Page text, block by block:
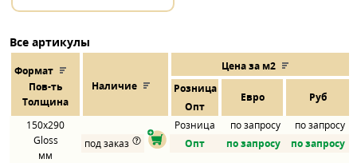
Все артикулы
Формат
Пов-ть
Толщина
Наличие
Цена за м2
Розница
Евро Руб
Опт
150x290
Gloss
мм
Розница по запросу
по запросу
под заказ
Опт по запросу по запросу